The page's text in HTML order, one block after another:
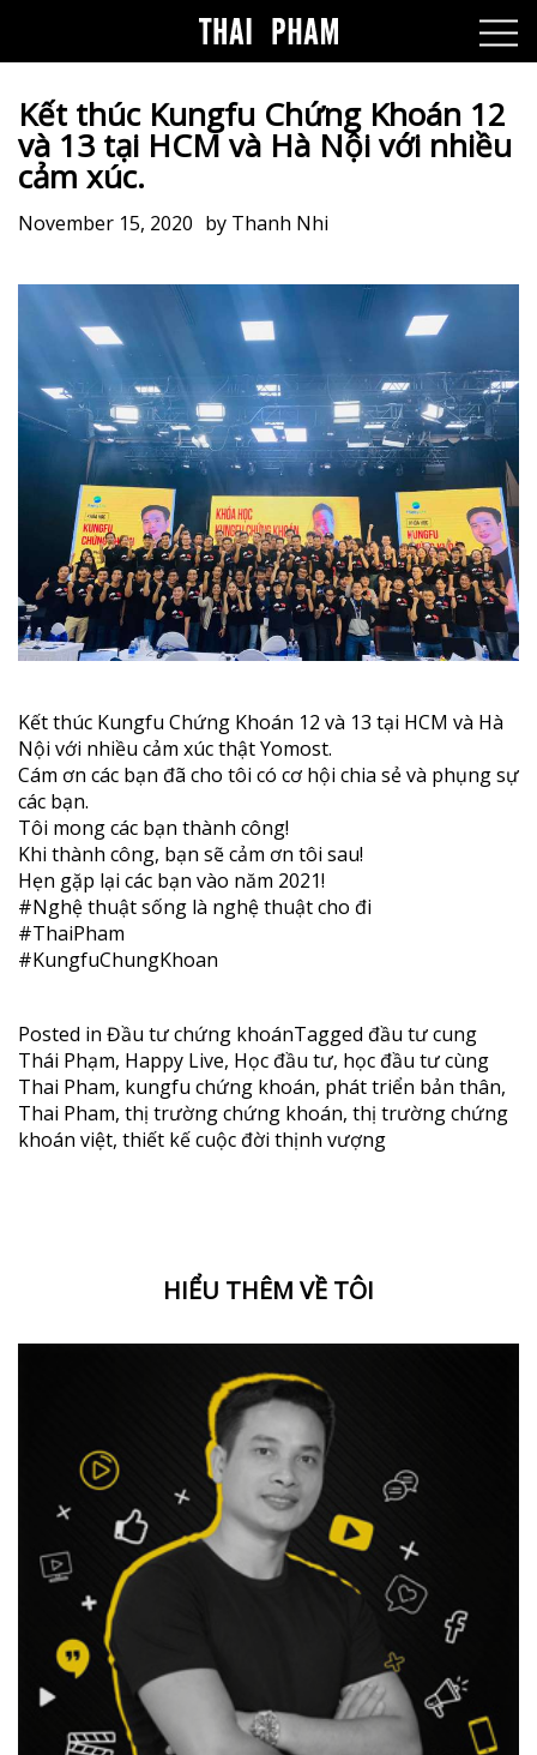
Kết thúc Kungfu Chứng Khoán 12
và 13 tại HCM và Hà Nội với nhiều
cảm xúc.
November 15, 2020 by Thanh Nhi
Kết thúc Kungfu Chứng Khoán 12 và 13 tại HCM và Hà
Nội với nhiều cảm xúc thật Yomost.
Cám ơn các bạn đã cho tôi có cơ hội chia sẻ và phụng sự
các bạn.
Tôi mong các bạn thành công!
Khi thành công, bạn sẽ cảm ơn tôi sau!
Hẹn gặp lại các bạn vào năm 2021!
#Nghệthuật sống là nghệ thuật cho đi
#ThaiPham
#KungfuChungKhoan
Posted in Đầu tư chứng khoánTagged đầu tư cung
Thái Phạm, Happy Live, Học đầu tư, học đầu tư cùng
Thai Pham, kungfu chứng khoán, phát triển bản thân,
Thai Pham, thị trường chứng khoán, thị trường chứng
khoán việt, thiết kế cuộc đời thịnh vượng
HIỂU THÊM VỀ TÔI